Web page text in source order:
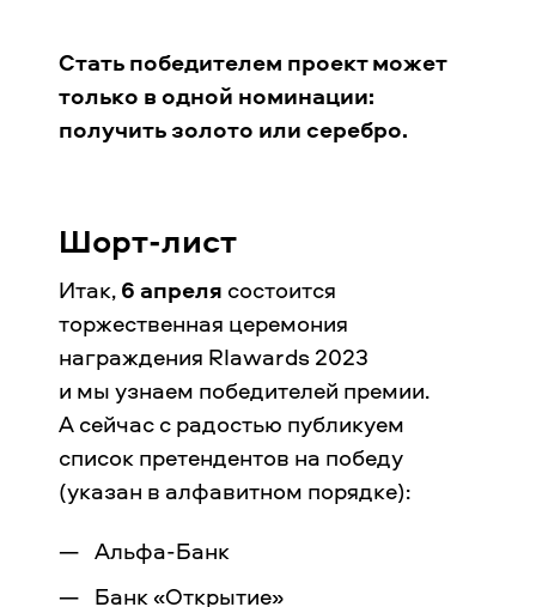
Стать победителем проект может
только в одной номинации:
получить золото или серебро.
Шорт-лист
Итак,6 апреля состоится
торжественная церемония
награждения RIawards 2023
и мы узнаем победителей премии.
А сейчас с радостью публикуем
список претендентов на победу
(указан в алфавитном порядке):
Альфа-Банк
Банк «Открытие»